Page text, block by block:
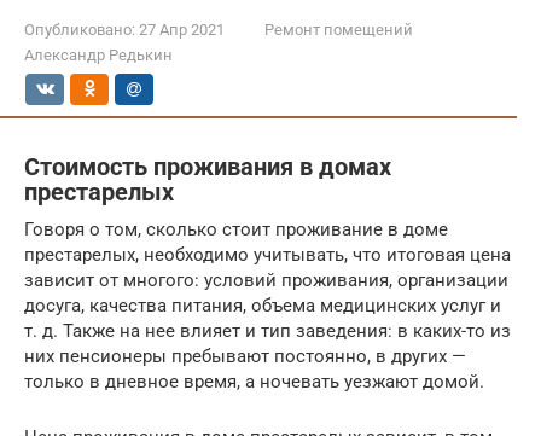
Опубликовано: 27 Апр 2021
Ремонт помещений
Александр Редькин
Стоимость проживания в домах
престарелых
Говоря о том, сколько стоит проживание в доме
престарелых, необходимо учитывать, что итоговая цена
зависит от многого: условий проживания, организации
досуга, качества питания, объема медицинских услуг и
т. д. Также на нее влияет и тип заведения: в каких-то из
них пенсионеры пребывают постоянно, в других —
только в дневное время, а ночевать уезжают домой.